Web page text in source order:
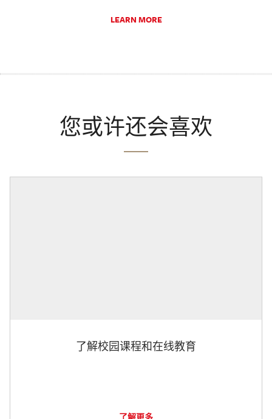
LEARN MORE
您或许还会喜欢
了解校园课程和在线教育